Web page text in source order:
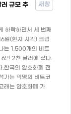
규모 추
새창
하락하면서 세 번째
일(현지 시각) 크립
는 1,500개의 비트
만 2천 달러에 샀다.
.한국의 암호화폐 전
는 익명의 비트코
래는 암호화폐 가